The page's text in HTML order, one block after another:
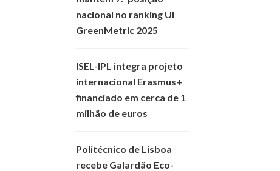
nacional no ranking UI
GreenMetric 2025
ISEL-IPL integra projeto
internacional Erasmus+
financiado em cerca de 1
milhão de euros
Politécnico de Lisboa
recebe Galardão Eco-